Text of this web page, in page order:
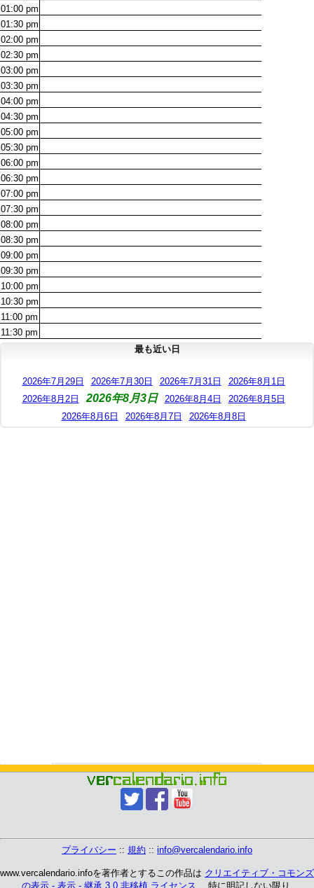
01:00 pm
01:30 pm
02:00 pm
02:30 pm
03:00 pm
03:30 pm
04:00 pm
04:30 pm
05:00 pm
05:30 pm
06:00 pm
06:30 pm
07:00 pm
07:30 pm
08:00 pm
08:30 pm
09:00 pm
09:30 pm
10:00 pm
10:30 pm
11:00 pm
11:30 pm
最も近い日
2026年7月29日 2026年7月30日 2026年7月31日
2026年8月1日
2026年8月2日
2026年8月3日 2026年8月4日
2026年8月5日
2026年8月6日
2026年8月7日 2026年8月8日
プライバシー :: 規約 :: info@vercalendario.info
www.vercalendario.infoを著作者とするこの作品は クリエイティブ・コモンズ
の表示 - 表示 - 継承 3.0 非移植 ライセンス 、 特に明記しない限り.